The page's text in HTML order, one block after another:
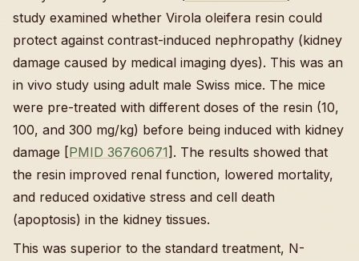
study examined whether Virola oleifera resin could
protect against contrast-induced nephropathy (kidney
damage caused by medical imaging dyes). This was an
in vivo study using adult male Swiss mice. The mice
were pre-treated with different doses of the resin (10,
100, and 300 mg/kg) before being induced with kidney
damage [PMID 36760671]. The results showed that
the resin improved renal function, lowered mortality,
and reduced oxidative stress and cell death
(apoptosis) in the kidney tissues.
This was superior to the standard treatment, N-